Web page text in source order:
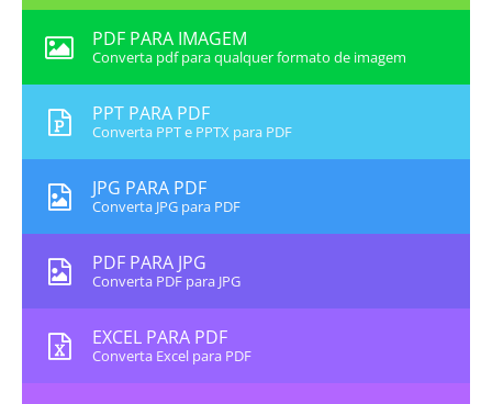
PDF PARA IMAGEM
Converta pdf para qualquer formato de imagem
PPT PARA PDF
Converta PPT e PPTX para PDF
JPG PARA PDF
Converta JPG para PDF
PDF PARA JPG
Converta PDF para JPG
EXCEL PARA PDF
Converta Excel para PDF